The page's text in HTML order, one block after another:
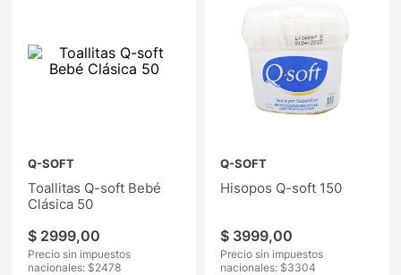
Q-SOFT
Toallitas Q-soft Bebé
Clásica 50
$ 2999,00
Precio sin impuestos
nacionales: $2478
Q-SOFT
Hisopos Q-soft 150
$ 3999,00
Precio sin impuestos
nacionales: $3304